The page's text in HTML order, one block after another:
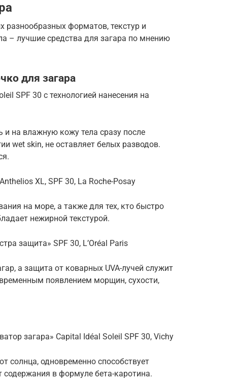
форматов, текстур и
– лучшие средства для загара по мнению
для загара
SPF 30 с технологией нанесения на
и на влажную кожу тела сразу после
wet skin, не оставляет белых разводов.
XL, SPF 30, La Roche-Posay
на море, а также для тех, кто быстро
нежирной текстурой.
защита» SPF 30, L’Oréal Paris
а защита от коварных UVA-лучей служит
появлением морщин, сухости,
загара» Capital Idéal Soleil SPF 30, Vichy
солнца, одновременно способствует
содержания в формуле бета-каротина.